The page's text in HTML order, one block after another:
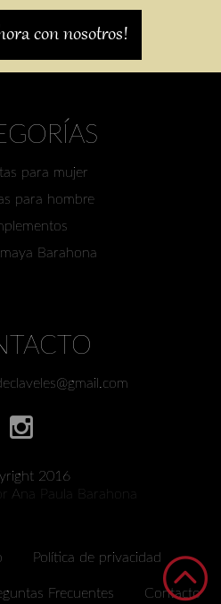
con nosotros!
para mujer
para hombre
Barahona
2016
Ana Paula Barahona
Política de privacidad
Frecuentes Contacto